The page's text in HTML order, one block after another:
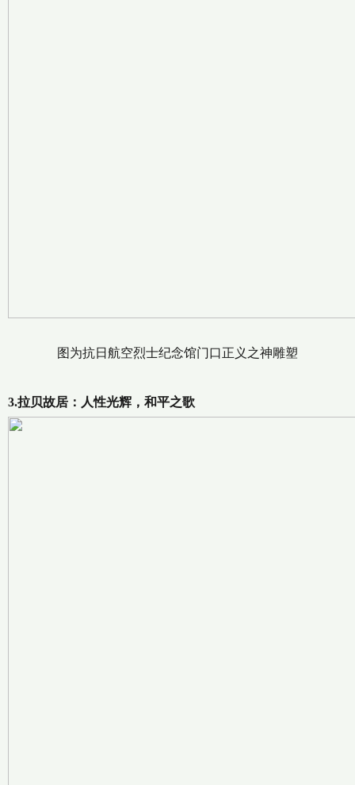
图为抗日航空烈士纪念馆门口正义之神雕塑
3.拉贝故居：人性光辉，和平之歌